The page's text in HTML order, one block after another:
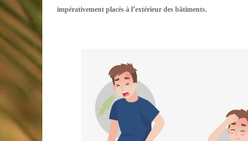
impérativement placés à l’extérieur des bâtiments.